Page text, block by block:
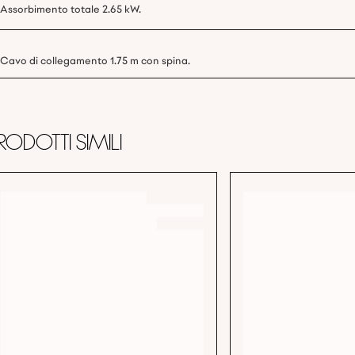
Assorbimento totale 2.65 kW.
Cavo di collegamento 1.75 m con spina.
simili